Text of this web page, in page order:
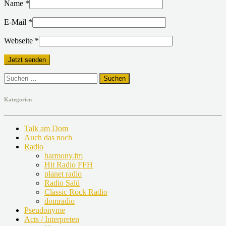
Name *
E-Mail *
Webseite *
Suchen
nach:
Kategorien
Talk am Dom
Auch das noch
Radio
harmony.fm
Hit Radio FFH
planet radio
Radio Salü
Classic Rock Radio
domradio
Pseudonyme
Acts / Interpreten